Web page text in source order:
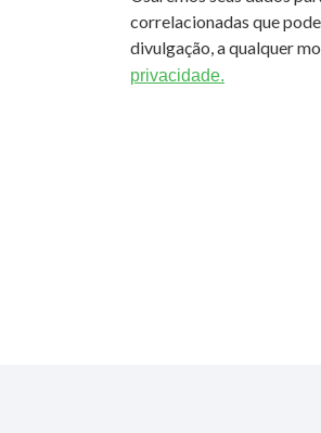
correlacionadas que
divulgação, a qualquer
privacidade.